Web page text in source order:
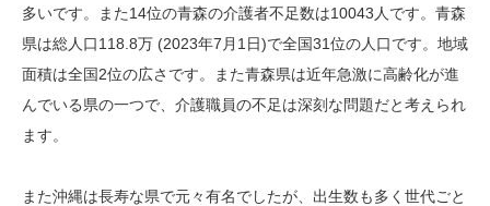
多いです。また14位の青森の介護者不足数は10043人です。青森
県は総人口118.8万 (2023年7月1日)で全国31位の人口です。地域
面積は全国2位の広さです。また青森県は近年急激に高齢化が進
んでいる県の一つで、介護職員の不足は深刻な問題だと考えられ
ます。
また沖縄は長寿な県で元々有名でしたが、出生数も多く世代ごと